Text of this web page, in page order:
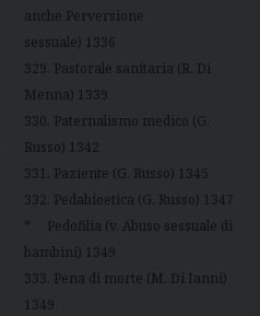
anche Perversione
sessuale) 1336
329. Pastorale sanitaria (R. Di
Menna) 1339
330. Paternalismo medico (G.
Russo) 1342
331. Paziente (G. Russo) 1345
332. Pedabioetica (G. Russo) 1347
* Pedofilia (v. Abuso sessuale di
bambini) 1349
333. Pena di morte (M. Di Ianni)
1349